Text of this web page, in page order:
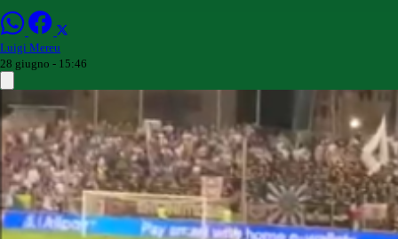
Luigi Mereu
28 giugno - 15:46